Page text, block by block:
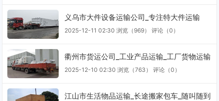
义乌市大件设备运输公司_专注特大件运输
2025-12-11 02:30 浏览（969） 评论（0 ）
衢州市货运公司_工业产品运输_工厂货物运输
2025-12-10 02:30 浏览（763） 评论（0 ）
江山市生活物品运输_长途搬家包车_随叫随到